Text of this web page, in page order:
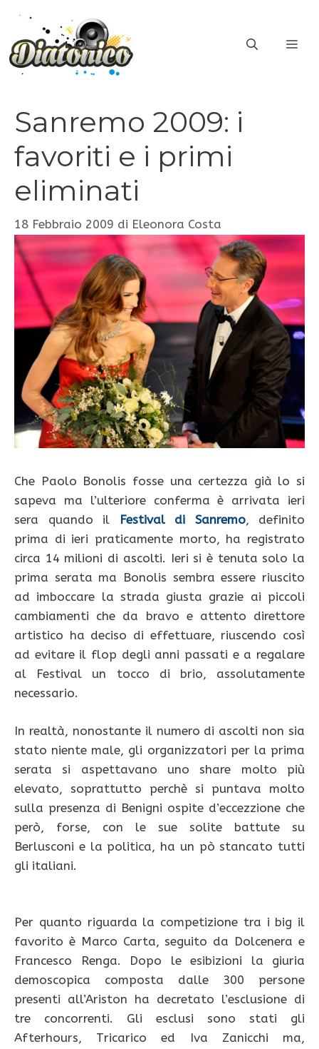
contenuto
Sanremo 2009: i
favoriti e i primi
eliminati
18 Febbraio 2009 di Eleonora Costa
Che Paolo Bonolis fosse una certezza già lo si
sapeva ma l’ulteriore conferma è arrivata ieri
sera quando il
Festival di Sanremo, definito
prima di ieri praticamente morto, ha registrato
circa 14 milioni di ascolti. Ieri si è tenuta solo la
prima serata ma Bonolis sembra essere riuscito
ad imboccare la strada giusta grazie ai piccoli
cambiamenti che da bravo e attento direttore
artistico ha deciso di effettuare, riuscendo così
ad evitare il flop degli anni passati e a regalare
al Festival un tocco di brio, assolutamente
necessario.
In realtà, nonostante il numero di ascolti non sia
stato niente male, gli organizzatori per la prima
serata si aspettavano uno share molto più
elevato, soprattutto perchè si puntava molto
sulla presenza di Benigni ospite d’eccezzione che
però, forse, con le sue solite battute su
Berlusconi e la politica, ha un pò stancato tutti
gli italiani.
Per quanto riguarda la competizione tra i big il
favorito è Marco Carta, seguito da Dolcenera e
Francesco Renga. Dopo le esibizioni la giuria
demoscopica composta dalle 300 persone
presenti all’Ariston ha decretato l’esclusione di
tre concorrenti. Gli esclusi sono stati gli
Afterhours, Tricarico ed Iva Zanicchi ma,